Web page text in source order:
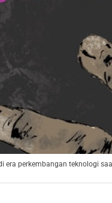
era perkembangan teknologi